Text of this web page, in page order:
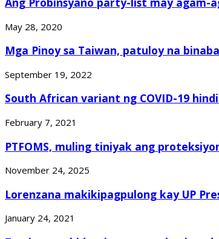
May 28, 2020
Mga Pinoy sa Taiwan, patuloy na
September 19, 2022
South African variant ng COVID-19
February 7, 2021
PTFOMS, muling tiniyak ang
November 24, 2025
Lorenzana makikipagpulong kay UP
January 24, 2021